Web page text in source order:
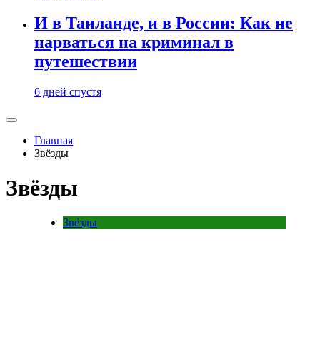
И в Таиланде, и в России: Как не
нарваться на криминал в
путешествии
6 дней спустя
Главная
Звёзды
Звёзды
Звёзды